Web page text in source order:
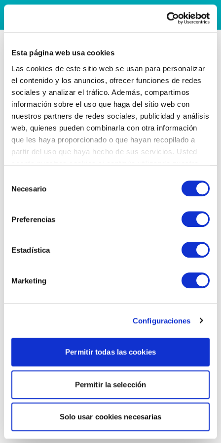
Esta página web usa cookies
Las cookies de este sitio web se usan para personalizar
el contenido y los anuncios, ofrecer funciones de redes
sociales y analizar el tráfico. Además, compartimos
información sobre el uso que haga del sitio web con
nuestros partners de redes sociales, publicidad y análisis
web, quienes pueden combinarla con otra información
que les haya proporcionado o que hayan recopilado a
partir del uso que haya hecho de sus servicios. Usted
Necesario
Preferencias
Estadística
Marketing
Configuraciones
Permitir todas las cookies
Permitir la selección
Solo usar cookies necesarias